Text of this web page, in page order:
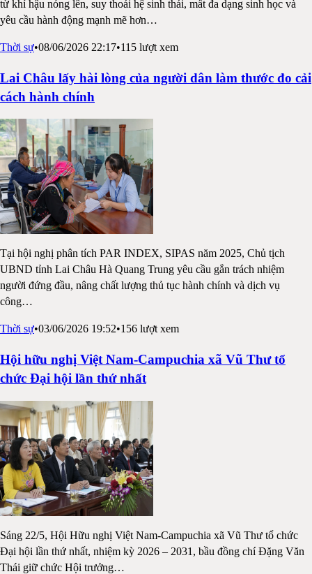
từ khí hậu nóng lên, suy thoái hệ sinh thái, mất đa dạng sinh học và
yêu cầu hành động mạnh mẽ hơn…
Thời sự•08/06/2026 22:17•115 lượt xem
Lai Châu lấy hài lòng của người dân làm thước đo cải
cách hành chính
Tại hội nghị phân tích PAR INDEX, SIPAS năm 2025, Chủ tịch
UBND tỉnh Lai Châu Hà Quang Trung yêu cầu gắn trách nhiệm
người đứng đầu, nâng chất lượng thủ tục hành chính và dịch vụ
công…
Thời sự•03/06/2026 19:52•156 lượt xem
Hội hữu nghị Việt Nam-Campuchia xã Vũ Thư tổ
chức Đại hội lần thứ nhất
Sáng 22/5, Hội Hữu nghị Việt Nam-Campuchia xã Vũ Thư tổ chức
Đại hội lần thứ nhất, nhiệm kỳ 2026 – 2031, bầu đồng chí Đặng Văn
Thái giữ chức Hội trưởng…